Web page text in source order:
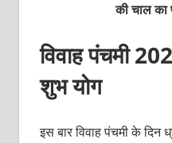
की चाल का
विवाह पंचमी
शुभ योग
इस बार विवाह पंचमी के